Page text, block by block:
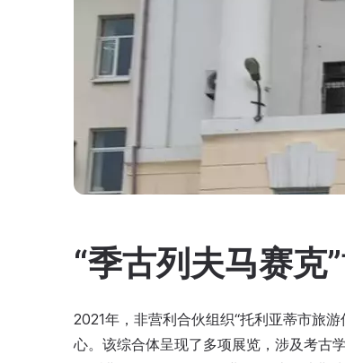
“季古列夫马赛克
2021年，非营利合伙组织“托利亚蒂市旅
心。该综合体呈现了多项展览，涉及考古